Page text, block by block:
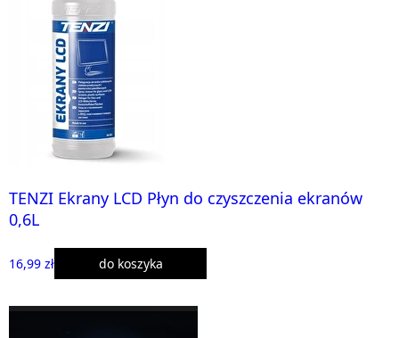
TENZI Ekrany LCD Płyn do czyszczenia ekranów
0,6L
16,99 zł do koszyka